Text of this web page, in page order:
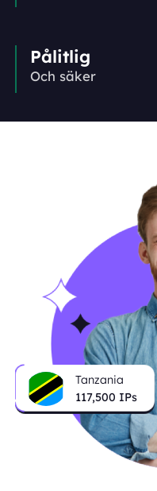
Pålitlig
Och säker
Tanzania
117,500 IPs